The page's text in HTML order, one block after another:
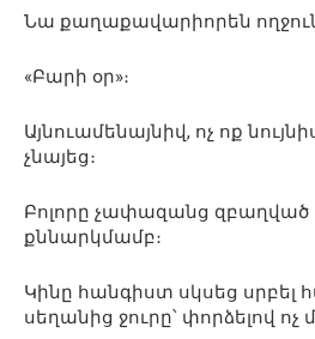
Նա քաղաքավարիորեն
«Բարի օր»։
Այնուամենայնիվ, ոչ ոք
չնայեց։
Բոլորը չափազանց զբաղված
քննարկմամբ։
Կինը հանգիստ սկսեց սրբել
սեղանից ջուրը՝ փորձելով ոչ